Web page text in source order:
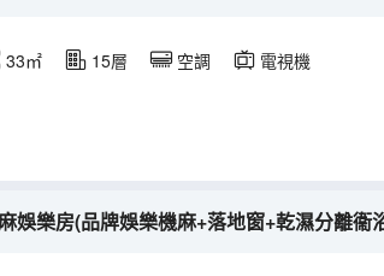
33㎡ 15層 空調 電視機
娛樂房(品牌娛樂機麻+落地窗+乾濕分離衞